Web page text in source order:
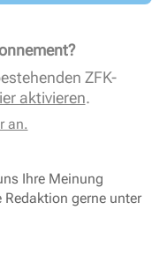
ZFK-
aktivieren.
an.
Ihre Meinung
gerne unter